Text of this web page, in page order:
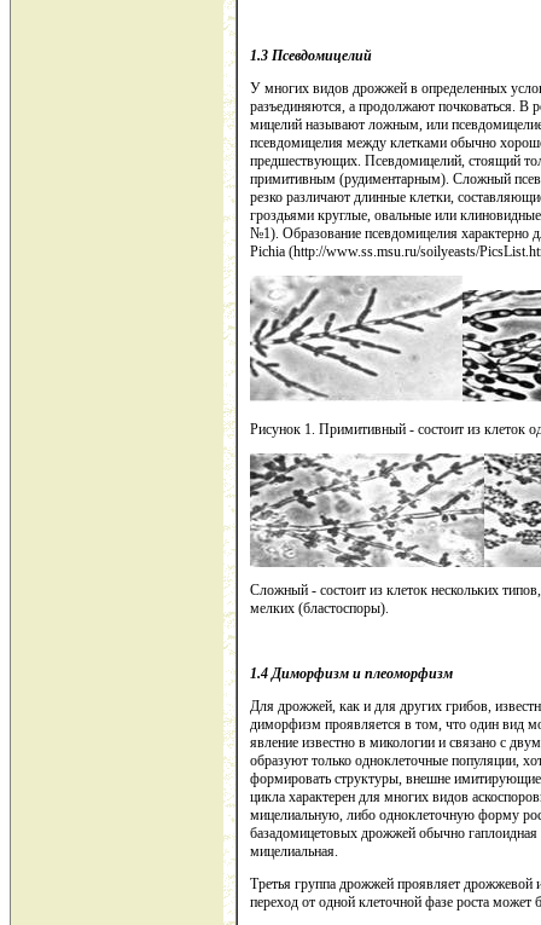
1.3 Псевдомицелий
У многих видов дрожжей в определенных
разъединяются, а продолжают почковаться. В
мицелий называют ложным, или
псевдомицелия между клетками обычно
предшествующих. Псевдомицелий, стоящий
примитивным (рудиментарным). Сложный
резко различают длинные клетки,
гроздьями круглые, овальные или
№1). Образование псевдомицелия характерно
Pichia (http://www.ss.msu.ru/soilyeasts/
Рисунок 1. Примитивный - состоит из клеток
Сложный - состоит из клеток нескольких
мелких (бластоспоры).
1.4 Диморфизм и плеоморфизм
Для дрожжей, как и для других грибов,
диморфизм проявляется в том, что один вид
явление известно в микологии и связано с
образуют только одноклеточные популяции,
формировать структуры, внешне
цикла характерен для многих видов
мицелиальную, либо одноклеточную форму
базадомицетовых дрожжей обычно гаплоидная
мицелиальная.
Третья группа дрожжей проявляет дрожжевой
переход от одной клеточной фазе роста может